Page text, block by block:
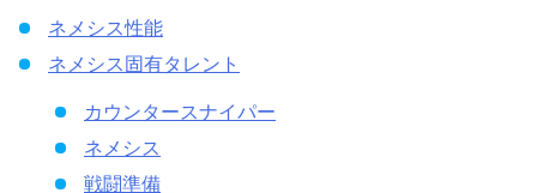
ネメシス性能
ネメシス固有タレント
カウンタースナイパー
ネメシス
戦闘準備